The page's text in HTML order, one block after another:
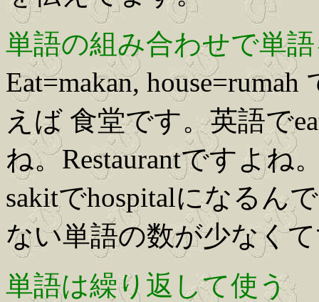
単語の組み合わせで単
Eat=makan,
えば 食堂です。英語で
ね。Restaurantですよね
sakitでhospitalになるん
ない単語の数が少なく
単語は繰り返して使う